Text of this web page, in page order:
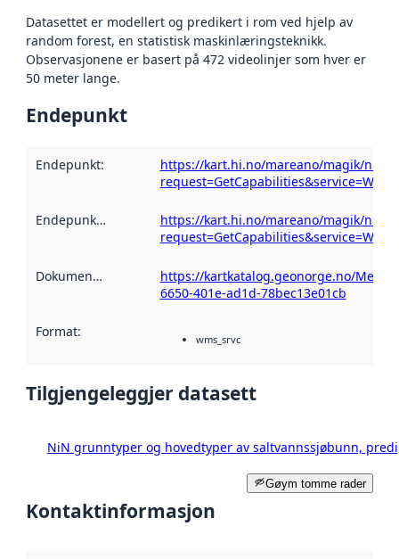
Datasettet er modellert og predikert i rom ved hjelp av
random forest, en statistisk maskinlæringsteknikk.
Observasjonene er basert på 472 videolinjer som hver er
50 meter lange.
Endepunkt
Endepunkt:
https://kart.hi.no/mareano/magik/
request=GetCapabilities&service=WMS
Endepunktskildring
https://kart.hi.no/mareano/magik/
request=GetCapabilities&service=WMS
Dokumentasjon
https://kartkatalog.geonorge.no/
6650-401e-ad1d-78bec13e01cb
Format: wms_srvc
Tilgjengeleggjer datasett
NiN grunntyper og hovedtyper av saltvannssjøbunn,
Gøym tomme rader
Kontaktinformasjon